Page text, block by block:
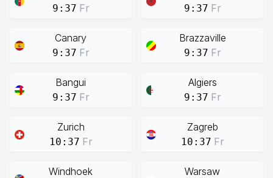
9:37 Fr 9:37 Fr
Canary
9:37 Fr
Brazzaville
9:37 Fr
Bangui
9:37 Fr
Algiers
9:37 Fr
Zurich
10:37 Fr
Zagreb
10:37 Fr
Windhoek Warsaw